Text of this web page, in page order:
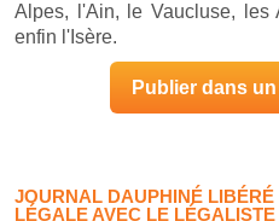
Alpes, l'Ain, le Vaucluse, les
enfin l'Isère.
Publier dans
JOURNAL DAUPHINÉ
LÉGALE AVEC LE LÉGALISTE